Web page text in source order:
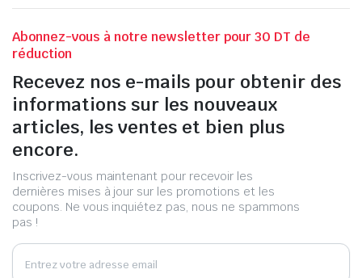
Abonnez-vous à notre newsletter pour 30 DT de
réduction
Recevez nos e-mails pour obtenir des
informations sur les nouveaux
articles, les ventes et bien plus
encore.
Inscrivez-vous maintenant pour recevoir les
dernières mises à jour sur les promotions et les
coupons. Ne vous inquiétez pas, nous ne spammons
pas !